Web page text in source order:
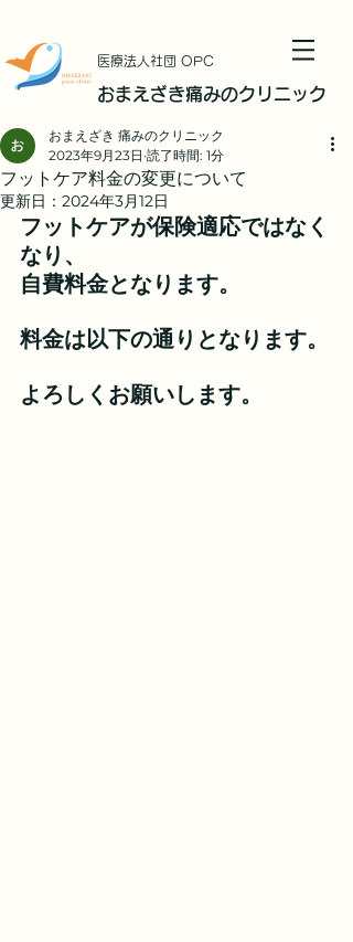
​医療法人社団 OPC
おまえざき痛みのクリニック
フットケア料金の変更について
おまえざき 痛みのクリニック
2023年9月23日 読了時間: 1分
更新日： 2024年3月12日
フットケアが保険適応ではなく
なり、
自費料金となります。
料金は以下の通りとなります。
よろしくお願いします。